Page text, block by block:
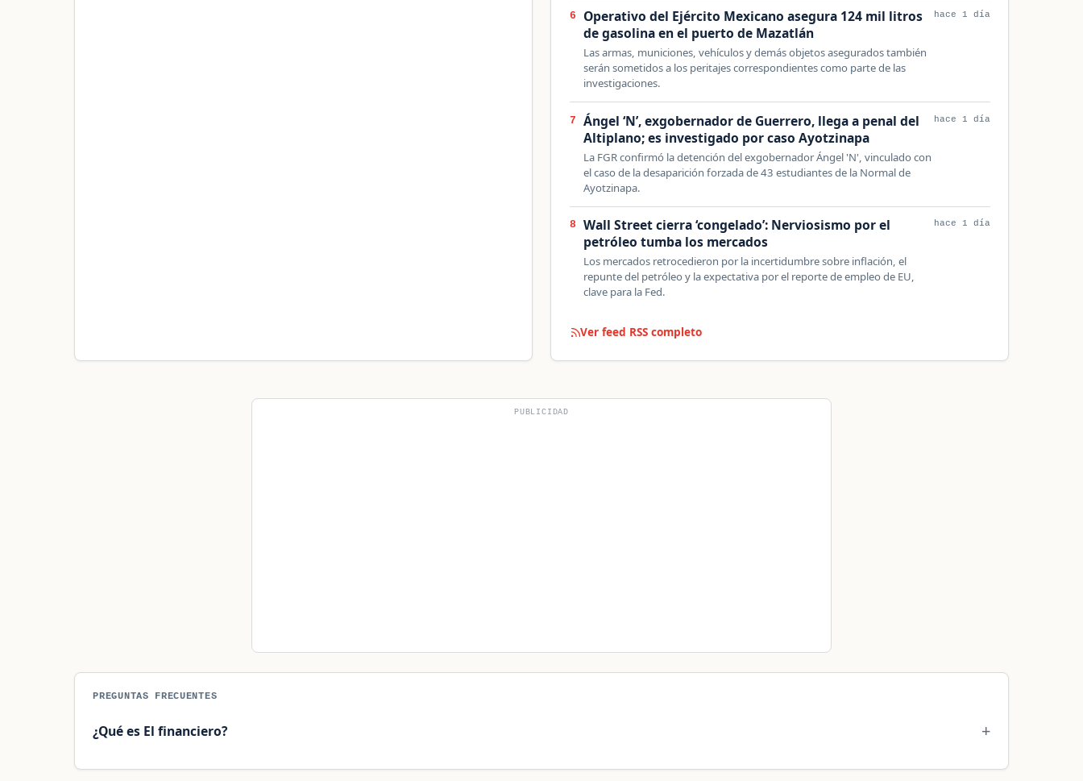
6
Operativo del Ejército Mexicano asegura 124 mil litros
de gasolina en el puerto de Mazatlán
Las armas, municiones, vehículos y demás objetos asegurados también
serán sometidos a los peritajes correspondientes como parte de las
investigaciones.
hace 1 día
7
Ángel ‘N’, exgobernador de Guerrero, llega a penal del
Altiplano; es investigado por caso Ayotzinapa
La FGR confirmó la detención del exgobernador Ángel 'N', vinculado con
el caso de la desaparición forzada de 43 estudiantes de la Normal de
Ayotzinapa.
hace 1 día
8
Wall Street cierra ‘congelado’: Nerviosismo por el
petróleo tumba los mercados
Los mercados retrocedieron por la incertidumbre sobre inflación, el
repunte del petróleo y la expectativa por el reporte de empleo de EU,
clave para la Fed.
hace 1 día
Ver feed RSS completo
PUBLICIDAD
PREGUNTAS FRECUENTES
¿Qué es El financiero?